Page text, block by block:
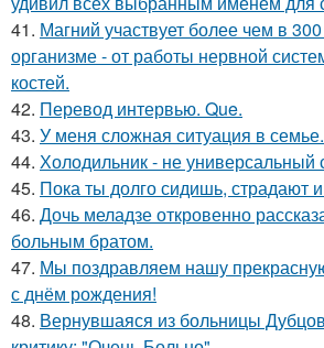
41. Магний участвует более чем в
организме - от работы нервной
костей.
42. Перевод интервью. Que.
43. У меня сложная ситуация в семье.
44. Холодильник - не универсальный
45. Пока ты долго сидишь, страдают
46. Дочь меладзе откровенно
больным братом.
47. Мы поздравляем нашу
с днём рождения!
48. Вернувшаяся из больницы